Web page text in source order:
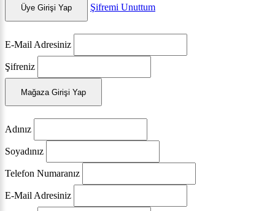
Üye Girişi Yap Şifremi Unuttum
E-Mail Adresiniz
Şifreniz
Mağaza Girişi Yap
Adınız
Soyadınız
Telefon Numaranız
E-Mail Adresiniz